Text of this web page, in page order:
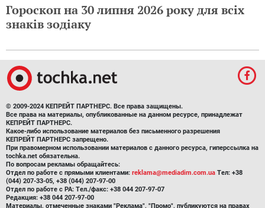
Гороскоп на 30 липня 2026 року для всіх
знаків зодіаку
© 2009-2024 КЕПРЕЙТ ПАРТНЕРС. Все права защищены.
Все права на материалы, опубликованные на данном ресурсе, принадлежат
КЕПРЕЙТ ПАРТНЕРС.
Какое-либо использование материалов без письменного разрешения
КЕПРЕЙТ ПАРТНЕРС запрещено.
При правомерном использовании материалов с данного ресурса, гиперссылка на
tochka.net обязательна.
По вопросам рекламы обращайтесь:
Отдел по работе с прямыми клиентами: reklama@mediadim.com.ua Тел: +38
(044) 207-33-05, +38 (044) 207-97-00
Отдел по работе с РА: Тел./факс: +38 044 207-97-07
Редакция: +38 044 207-97-00
Материалы, отмеченные знаками "Реклама", "Промо", публикуются на правах